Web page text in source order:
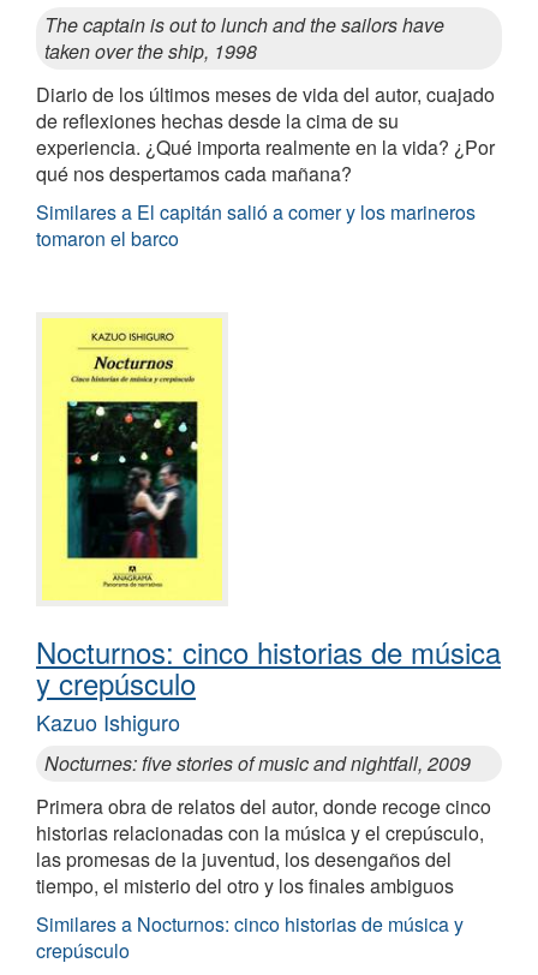
The captain is out to lunch and the sailors have
taken over the ship, 1998
Diario de los últimos meses de vida del autor, cuajado
de reflexiones hechas desde la cima de su
experiencia. ¿Qué importa realmente en la vida? ¿Por
qué nos despertamos cada mañana?
Similares a El capitán salió a comer y los marineros
tomaron el barco
Nocturnos: cinco historias de música
y crepúsculo
Kazuo Ishiguro
Nocturnes: five stories of music and nightfall, 2009
Primera obra de relatos del autor, donde recoge cinco
historias relacionadas con la música y el crepúsculo,
las promesas de la juventud, los desengaños del
tiempo, el misterio del otro y los finales ambiguos
Similares a Nocturnos: cinco historias de música y
crepúsculo